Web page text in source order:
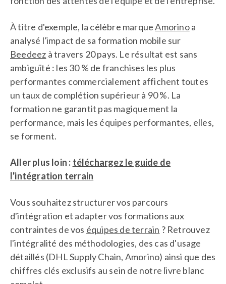
À titre d'exemple, la célèbre marqueAmorinoa
analysé l'impact de sa formation mobile sur
Beedeez à travers 20 pays. Le résultat est sans
ambiguïté : les 30 % de franchises les plus
performantes commercialement affichent toutes
un taux de complétion supérieur à 90 %. La
formation ne garantit pas magiquement la
performance, mais les équipes performantes, elles,
se forment.
Aller plus loin : téléchargez le guide de
l'intégration terrain
Vous souhaitez structurer vos parcours
d'intégration et adapter vos formations aux
contraintes de vos équipes de terrain ? Retrouvez
l'intégralité des méthodologies, des cas d'usage
détaillés (DHL Supply Chain, Amorino) ainsi que des
chiffres clés exclusifs au sein de notre livre blanc